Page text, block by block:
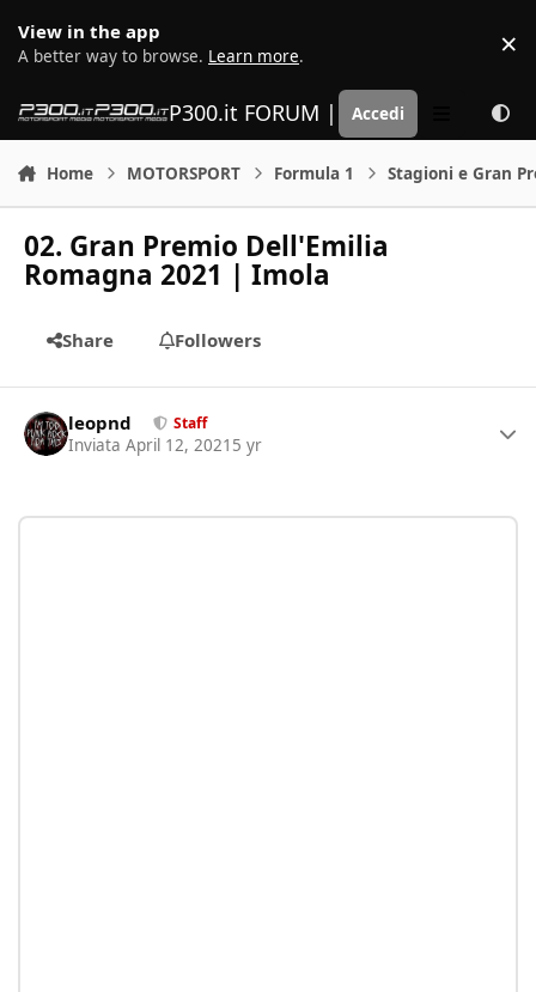
View in the app
A better way to browse. Learn more. ×
P300.it FORUM | Motorsport Media
Accedi
Home MOTORSPORT Formula 1 Stagioni e Gran
02. Gran Premio Dell'Emilia
Romagna 2021 | Imola
Share Followers
leopnd Staff
Inviata April 12, 2021 5 yr